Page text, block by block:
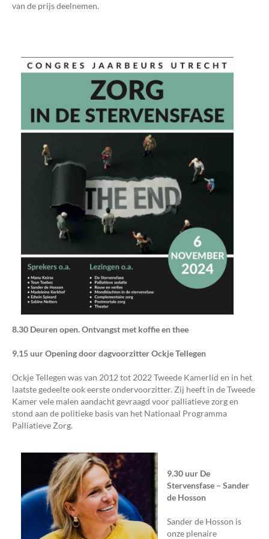
van de prijs deelnemen.
8.30 Deuren open. Ontvangst met koffie en thee
9.15 uur Opening door dagvoorzitter Ockje Tellegen
Ockje Tellegen was van 2012 tot 2022 Tweede Kamerlid en in het
laatste gedeelte ook eerste ondervoorzitter. Zij heeft in de Tweede
Kamer vele malen aandacht gevraagd voor palliatieve zorg en
stond aan de politieke basis van het Nationaal Programma
Palliatieve Zorg.
9.30 uur De
Stervensfase – Sander
de Hosson
Sander de Hosson is
onze plenaire